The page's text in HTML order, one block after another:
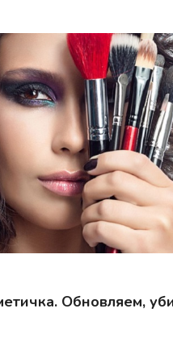
Обновляем,